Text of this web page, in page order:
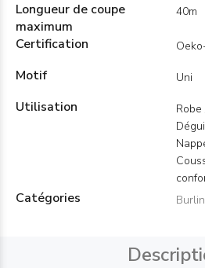
Longueur de coupe
maximum
40m
Certification
Motif Uni
Utilisation
Catégories